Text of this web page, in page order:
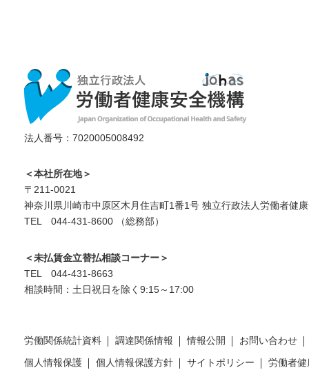
法人番号：7020005008492
＜本社所在地＞
〒211-0021
神奈川県川崎市中原区木月住吉町1番1号 独立行政法人労働者健
TEL 044-431-8600 （総務部）
＜未払賃金立替払相談コーナー＞
TEL 044-431-8663
相談時間：土日祝日を除く9:15～17:00
労働関係統計資料 調達関係情報 情報公開
お問い合わせ
個人情報保護
個人情報保護方針 サイトポリシー
労働者